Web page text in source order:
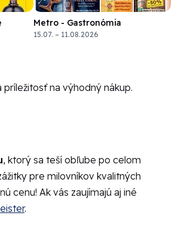
Metro - Gastronómia
15.07. – 11.08.2026
na výhodný nákup.
, ktorý sa teší obľube po celom
pre milovníkov kvalitných
cenu! Ak vás zaujímajú aj iné
.